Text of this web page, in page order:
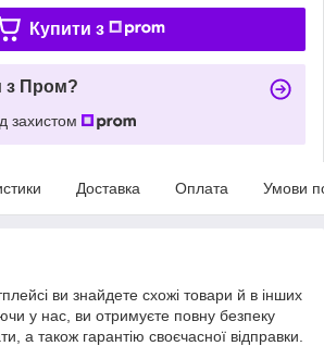
Купити з
з Пром?
захистом
Доставка Оплата Умови
ви знайдете схожі товари й в інших
у нас, ви отримуєте повну безпеку
а також гарантію своєчасної відправки.